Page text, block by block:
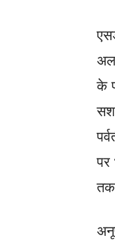
के
पर
तक